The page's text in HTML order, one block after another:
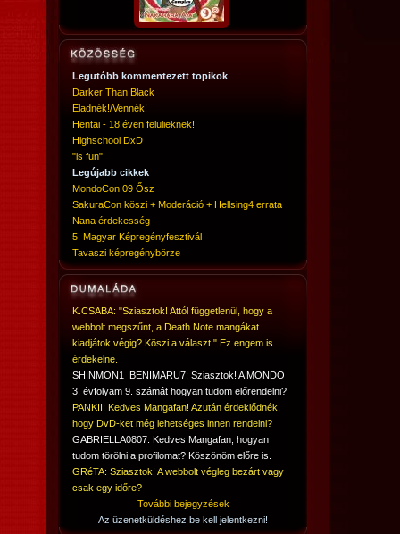
Legutóbb kommentezett topikok
Darker Than Black
Eladnék!/Vennék!
Hentai - 18 éven felülieknek!
Highschool DxD
"is fun"
Legújabb cikkek
MondoCon 09 Ősz
SakuraCon köszi + Moderáció + Hellsing4 errata
Nana érdekesség
5. Magyar Képregényfesztivál
Tavaszi képregénybörze
K.CSABA: "Sziasztok! Attól függetlenül, hogy a
webbolt megszűnt, a Death Note mangákat
kiadjátok végig? Köszi a választ." Ez engem is
érdekelne.
SHINMON1_BENIMARU7: Sziasztok! A MONDO
3. évfolyam 9. számát hogyan tudom előrendelni?
PANKII: Kedves Mangafan! Azután érdeklődnék,
hogy DvD-ket még lehetséges innen rendelni?
GABRIELLA0807: Kedves Mangafan, hogyan
tudom törölni a profilomat? Köszönöm előre is.
GRéTA: Sziasztok! A webbolt végleg bezárt vagy
csak egy időre?
További bejegyzések
Az üzenetküldéshez be kell jelentkezni!